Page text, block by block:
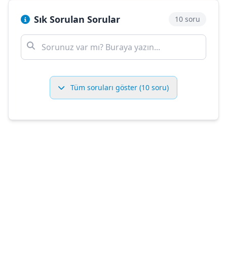
Sık Sorulan Sorular 10 soru
Tüm soruları göster (10 soru)